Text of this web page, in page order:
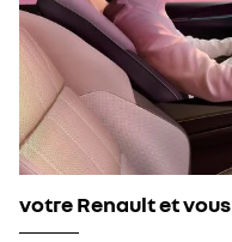
votre Renault et vous